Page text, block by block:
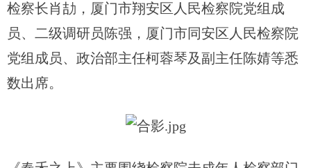
检察长肖劼，厦门市翔安区人民检察院党组成
员、二级调研员陈强，厦门市同安区人民检察院
党组成员、政治部主任柯蓉琴及副主任陈婧等悉
数出席。